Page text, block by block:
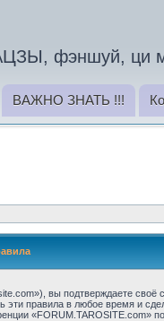
фэншуй, ци
ВАЖНО ЗНАТЬ !!!
вы подтверждаете
правила в любое время и
«FORUM.TAROSITE.com»